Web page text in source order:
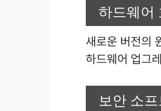
하드웨어
새로운 버전의
하드웨어 업그
보안 소